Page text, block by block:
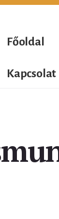
Főoldal
Kapcsolat